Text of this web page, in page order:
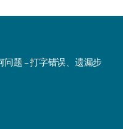
题 – 打字错误、遗漏步